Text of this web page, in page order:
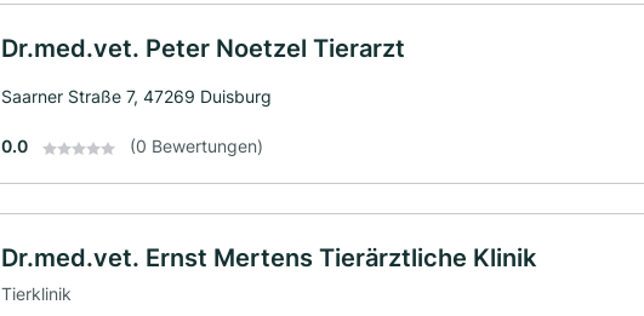
Dr.med.vet. Peter Noetzel Tierarzt
Saarner Straße 7, 47269 Duisburg
0.0 (0 Bewertungen)
Dr.med.vet. Ernst Mertens Tierärztliche Klinik
Tierklinik